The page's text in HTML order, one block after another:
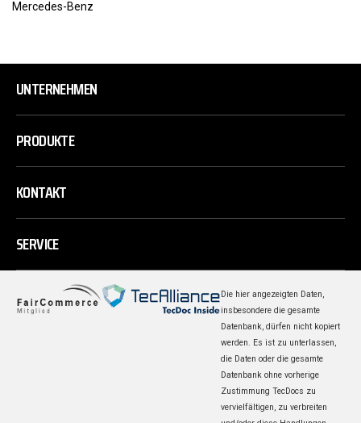
Mercedes-Benz
UNTERNEHMEN
PRODUKTE
KONTAKT
SERVICE
Die hier angezeigten Daten,
insbesondere die gesamte
Datenbank, dürfen nicht kopiert
werden. Es ist zu unterlassen,
die Daten oder die gesamte
Datenbank ohne vorherige
Zustimmung TecDocs zu
vervielfältigen, zu verbreiten